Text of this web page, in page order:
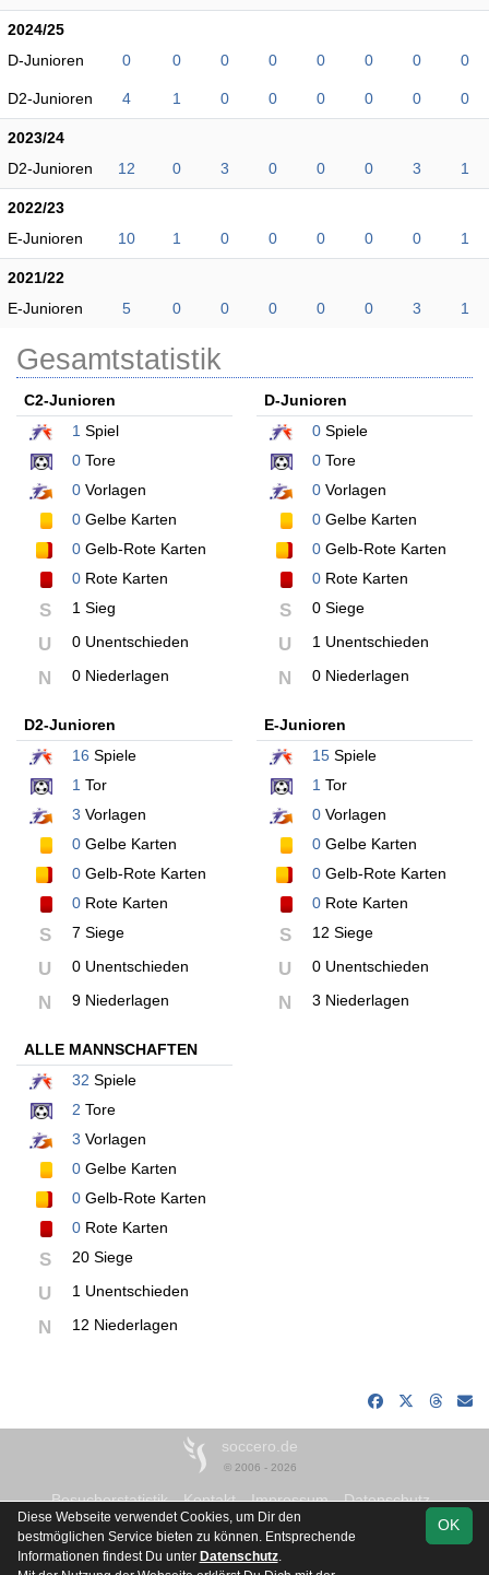
2024/25
D-Junioren
0 0 0 0 0 0 0 0
D2-Junioren 4 1 0 0 0 0 0 0
2023/24
D2-Junioren
12 0 3 0 0 0 3 1
2022/23
E-Junioren
10 1 0 0 0 0 0 1
2021/22
E-Junioren
5 0 0 0 0 0 3 1
Gesamtstatistik
C2-Junioren
1 Spiel
0 Tore
0 Vorlagen
0 Gelbe Karten
0 Gelb-Rote Karten
0 Rote Karten
S 1 Sieg
U 0 Unentschieden
N 0 Niederlagen
D-Junioren
0Spiele
0Tore
0Vorlagen
0Gelbe Karten
0Gelb-Rote Karten
0Rote Karten
S 0 Siege
U 1 Unentschieden
N 0 Niederlagen
D2-Junioren
16 Spiele
1 Tor
3 Vorlagen
0 Gelbe Karten
0 Gelb-Rote Karten
0 Rote Karten
S 7 Siege
U 0 Unentschieden
N 9 Niederlagen
E-Junioren
15Spiele
1 Tor
0Vorlagen
0Gelbe Karten
0Gelb-Rote Karten
0Rote Karten
S 12 Siege
U 0 Unentschieden
N 3 Niederlagen
ALLE MANNSCHAFTEN
32 Spiele
2 Tore
3 Vorlagen
0 Gelbe Karten
0 Gelb-Rote Karten
0 Rote Karten
S 20 Siege
U 1 Unentschieden
N 12 Niederlagen
soccero.de
© 2006 - 2026
Besucherstatistik Kontakt Impressum
Datenschutz
OK
Diese Webseite verwendet Cookies, um Dir den
bestmöglichen Service bieten zu können. Entsprechende
Informationen findest Du unter Datenschutz.